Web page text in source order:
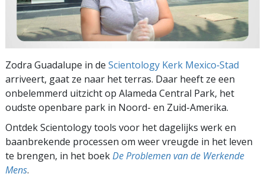
Zodra Guadalupe in de Scientology Kerk Mexico‑Stad
arriveert, gaat ze naar het terras. Daar heeft ze een
onbelemmerd uitzicht op Alameda Central Park, het
oudste openbare park in Noord- en Zuid-Amerika.
Ontdek Scientology tools voor het dagelijks werk en
baanbrekende processen om weer vreugde in het leven
te brengen, in het boekDe Problemen van de Werkende
Mens.